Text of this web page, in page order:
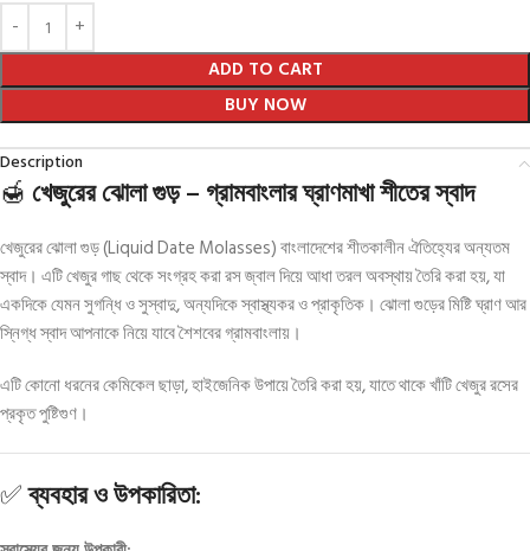
ADD TO CART
BUY NOW
Description
🍯খেজুরের ঝোলা গুড় – গ্রামবাংলার ঘ্রাণমাখা শীতের স্বাদ
খেজুরের ঝোলা গুড় (Liquid Date Molasses) বাংলাদেশের শীতকালীন ঐতিহ্যের অন্যতম
স্বাদ। এটি খেজুর গাছ থেকে সংগ্রহ করা রস জ্বাল দিয়ে আধা তরল অবস্থায় তৈরি করা হয়, যা
একদিকে যেমন সুগন্ধি ও সুস্বাদু, অন্যদিকে স্বাস্থ্যকর ও প্রাকৃতিক। ঝোলা গুড়ের মিষ্টি ঘ্রাণ আর
স্নিগ্ধ স্বাদ আপনাকে নিয়ে যাবে শৈশবের গ্রামবাংলায়।
এটি কোনো ধরনের কেমিকেল ছাড়া, হাইজেনিক উপায়ে তৈরি করা হয়, যাতে থাকে খাঁটি খেজুর রসের
প্রকৃত পুষ্টিগুণ।
✅ব্যবহার ও উপকারিতা: